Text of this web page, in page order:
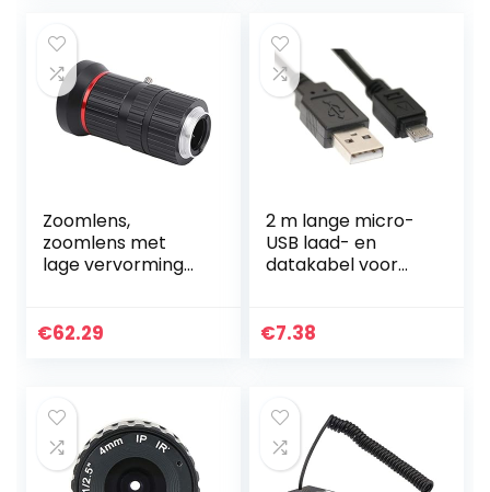
Zoomlens,
zoomlens met
lage vervorming
Definition 5Mp
€62.29
2 m lange micro-
USB laad- en
datakabel voor
werkt ook met
€7.38